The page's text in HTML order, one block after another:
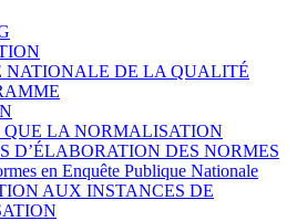
NATIONALE DE LA QUALITÉ
QUE LA NORMALISATION
D’ÉLABORATION DES NORMES
en Enquête Publique Nationale
AUX INSTANCES DE